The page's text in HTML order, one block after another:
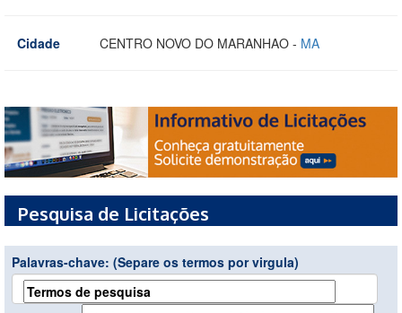
Cidade CENTRO NOVO DO MARANHAO - MA
Pesquisa de Licitações
Palavras-chave: (Separe os termos por virgula)